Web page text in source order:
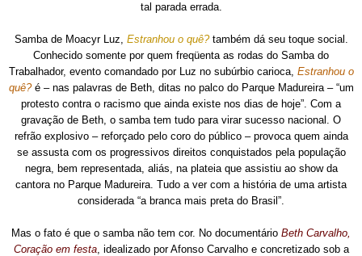
tal parada errada.
Samba de Moacyr Luz, Estranhou o quê?também dá seu toque social.
Conhecido somente por quem freqüenta as rodas do Samba do
Trabalhador, evento comandado por Luz no subúrbio carioca, Estranhou o
quê? é – nas palavras de Beth, ditas no palco do Parque Madureira – “um
protesto contra o racismo que ainda existe nos dias de hoje”. Com a
gravação de Beth, o samba tem tudo para virar sucesso nacional. O
refrão explosivo – reforçado pelo coro do público – provoca quem ainda
se assusta com os progressivos direitos conquistados pela população
negra, bem representada, aliás, na plateia que assistiu ao show da
cantora no Parque Madureira. Tudo a ver com a história de uma artista
considerada “a branca mais preta do Brasil”.
Mas o fato é que o samba não tem cor. No documentário Beth Carvalho,
Coração em festa, idealizado por Afonso Carvalho e concretizado sob a